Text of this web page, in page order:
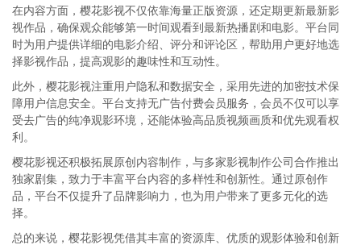
在内容方面，樱花影视不仅依靠海量正版资源，还定期更新最新影
视作品，确保观众能够第一时间观看到最新热播剧和电影。平台同
时为用户提供详细的电影介绍、评分和评论区，帮助用户更好地选
择影视作品，提高观影的趣味性和互动性。
此外，樱花影视注重用户隐私和数据安全，采用先进的加密技术保
障用户信息安全。平台支持无广告付费会员服务，会员不仅可以享
受去广告的纯净观影环境，还能体验高品质视频画质和优先观看权
利。
樱花影视还积极拓展原创内容制作，与多家影视制作公司合作推出
独家剧集，致力于丰富平台内容的多样性和创新性。通过原创作
品，平台不仅提升了品牌影响力，也为用户带来了更多元化的选
择。
总的来说，樱花影视凭借其丰富的资源库、优质的观影体验和创新